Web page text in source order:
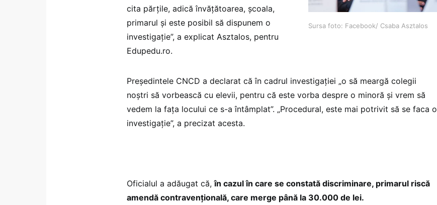
Sursa foto: Facebook/ Csaba Asztalos
cita părțile, adică învățătoarea, școala,
primarul și este posibil să dispunem o
investigație”, a explicat Asztalos, pentru
Edupedu.ro.
Președintele CNCD a declarat că în cadrul investigației „o să meargă colegii
noștri să vorbească cu elevii, pentru că este vorba despre o minoră și vrem să
vedem la fața locului ce s-a întâmplat”. „Procedural, este mai potrivit să se faca o
investigație”, a precizat acesta.
Oficialul a adăugat că,în cazul în care se constată discriminare, primarul riscă
amendă contravențională, care merge până la 30.000 de lei.